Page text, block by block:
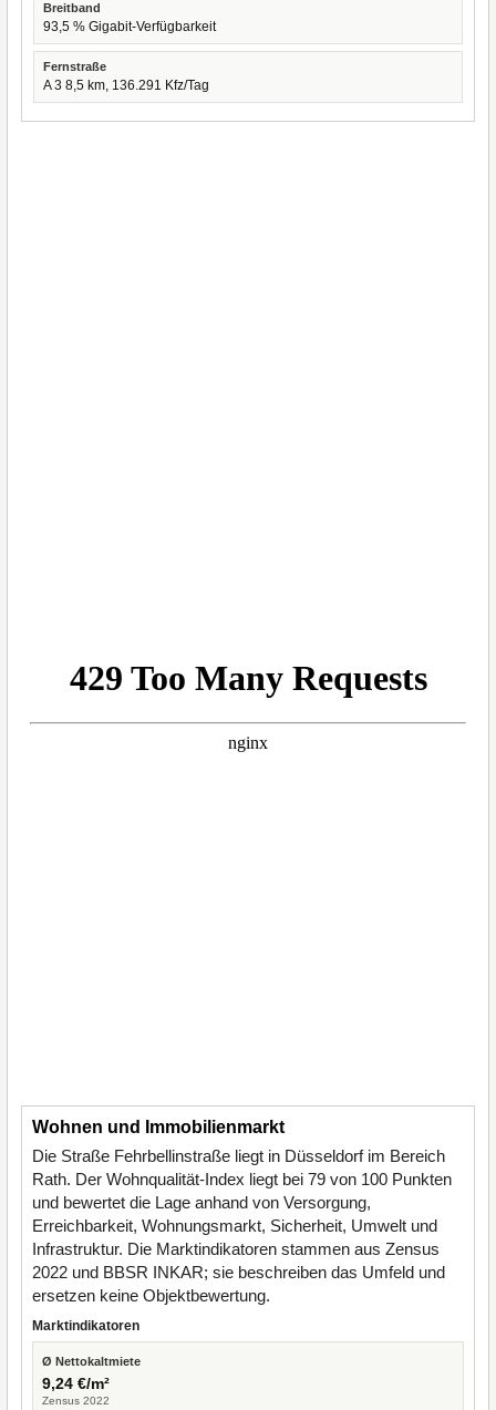
Breitband
93,5 % Gigabit-Verfügbarkeit
Fernstraße
A 3 8,5 km, 136.291 Kfz/Tag
Wohnen und Immobilienmarkt
Die Straße Fehrbellinstraße liegt in Düsseldorf im Bereich
Rath. Der Wohnqualität-Index liegt bei 79 von 100 Punkten
und bewertet die Lage anhand von Versorgung,
Erreichbarkeit, Wohnungsmarkt, Sicherheit, Umwelt und
Infrastruktur. Die Marktindikatoren stammen aus Zensus
2022 und BBSR INKAR; sie beschreiben das Umfeld und
ersetzen keine Objektbewertung.
Marktindikatoren
Ø Nettokaltmiete
9,24 €/m²
Zensus 2022